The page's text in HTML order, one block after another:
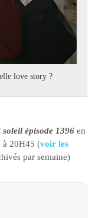
love story ?
épisode 1396 en
à 20H45 (voir les
par semaine)